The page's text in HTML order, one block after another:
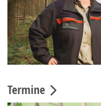
Termine